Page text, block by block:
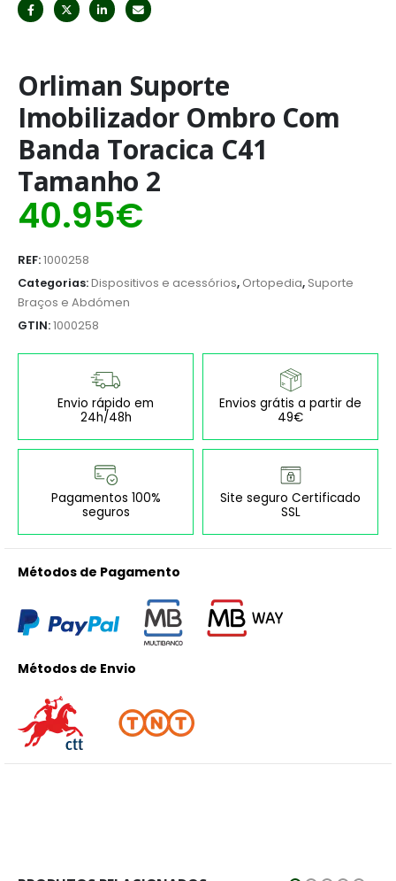
Orliman Suporte
Imobilizador Ombro Com
Banda Toracica C41
Tamanho 2
40.95€
REF:1000258
Categorias:Dispositivos e acessórios, Ortopedia, Suporte
Braços e Abdómen
GTIN:1000258
Envio rápido em
24h/48h
Envios grátis a partir de
49€
Pagamentos 100%
seguros
Site seguro Certificado
SSL
Métodos de Pagamento
Métodos de Envio